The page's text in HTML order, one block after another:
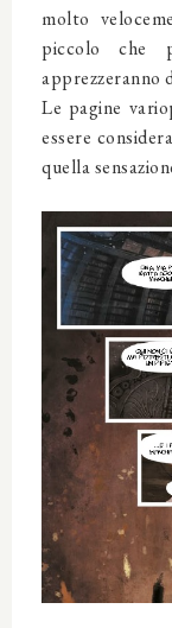
molto
piccolo che
apprezzeranno
Le pagine
essere
quella